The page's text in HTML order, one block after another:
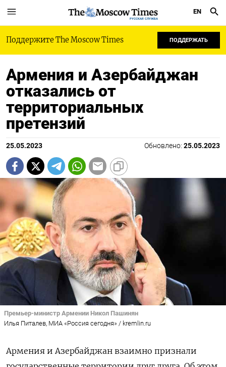
РУССКАЯ СЛУЖБА
EN
Поддержите The Moscow Times ПОДДЕРЖАТЬ
Армения и Азербайджан
отказались от
территориальных
претензий
25.05.2023 Обновлено: 25.05.2023
Премьер-министр Армении Никол Пашинян
Илья Питалев, МИА «Россия сегодня» / kremlin.ru
Армения и Азербайджан взаимно признали